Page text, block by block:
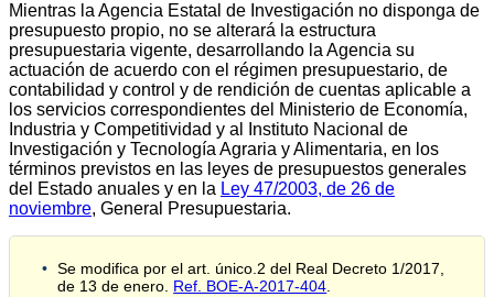
Mientras la Agencia Estatal de Investigación no disponga de
presupuesto propio, no se alterará la estructura
presupuestaria vigente, desarrollando la Agencia su
actuación de acuerdo con el régimen presupuestario, de
contabilidad y control y de rendición de cuentas aplicable a
los servicios correspondientes del Ministerio de Economía,
Industria y Competitividad y al Instituto Nacional de
Investigación y Tecnología Agraria y Alimentaria, en los
términos previstos en las leyes de presupuestos generales
del Estado anuales y en la Ley 47/2003, de 26 de
noviembre, General Presupuestaria.
Se modifica por el art. único.2 del Real Decreto 1/2017,
de 13 de enero. Ref. BOE-A-2017-404